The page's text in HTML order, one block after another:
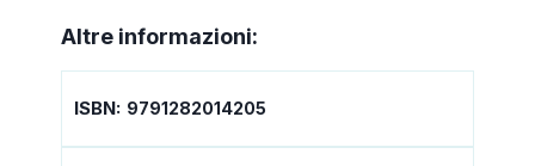
Altre informazioni:
ISBN: 9791282014205